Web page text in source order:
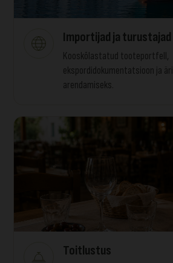
Importijad ja turustajad
Kooskõlastatud tooteportfell,
ekspordidokumentatsioon ja
arendamiseks.
Toitlustus